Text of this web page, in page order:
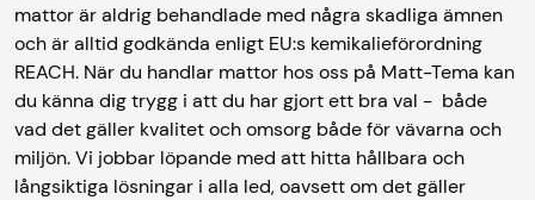
mattor är aldrig behandlade med några skadliga ämnen
och är alltid godkända enligt EU:s kemikalieförordning
REACH. När du handlar mattor hos oss på Matt-Tema kan
du känna dig trygg i att du har gjort ett bra val - både
vad det gäller kvalitet och omsorg både för vävarna och
miljön. Vi jobbar löpande med att hitta hållbara och
långsiktiga lösningar i alla led, oavsett om det gäller